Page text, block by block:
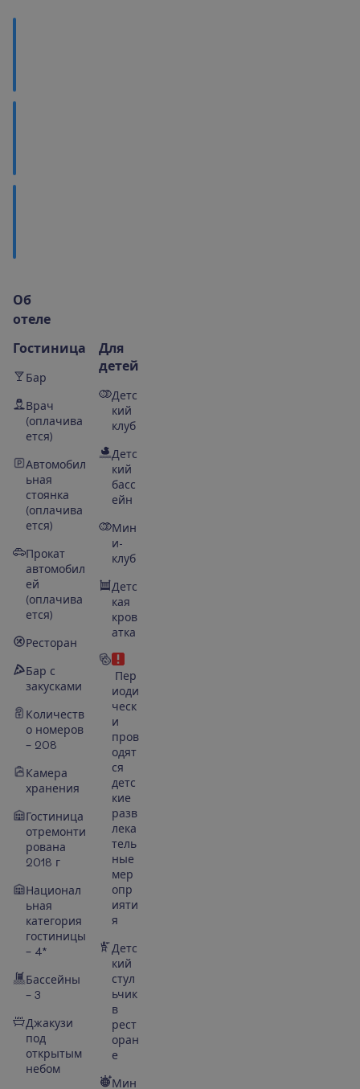
Об
отеле
Гостиница
Бар
Врач
(оплачива
ется)
Автомобил
ьная
стоянка
(оплачива
ется)
Прокат
автомобил
ей
(оплачива
ется)
Ресторан
Бар с
закусками
Количеств
о номеров
– 208
Камера
хранения
Гостиница
отремонти
рована
2018 г
Национал
ьная
категория
гостиницы
– 4*
Бассейны
– 3
Джакузи
под
открытым
небом
Для
детей
Детс
кий
клуб
Детс
кий
басс
ейн
Мин
и-
клуб
Детс
кая
кров
атка
Пер
иоди
ческ
и
пров
одят
ся
детс
кие
разв
лека
тель
ные
мер
опр
ияти
я
Детс
кий
стул
ьчик
в
рест
оран
е
Мин